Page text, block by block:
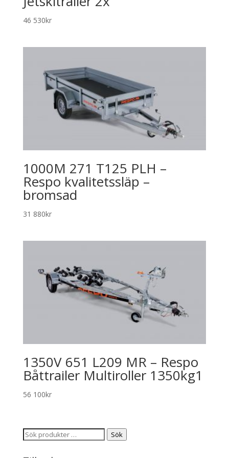
46 530kr
1000M 271 T125 PLH –
Respo kvalitetssläp –
bromsad
31 880kr
1350V 651 L209 MR – Respo
Båttrailer Multiroller 1350kg1
56 100kr
Sök
Sök